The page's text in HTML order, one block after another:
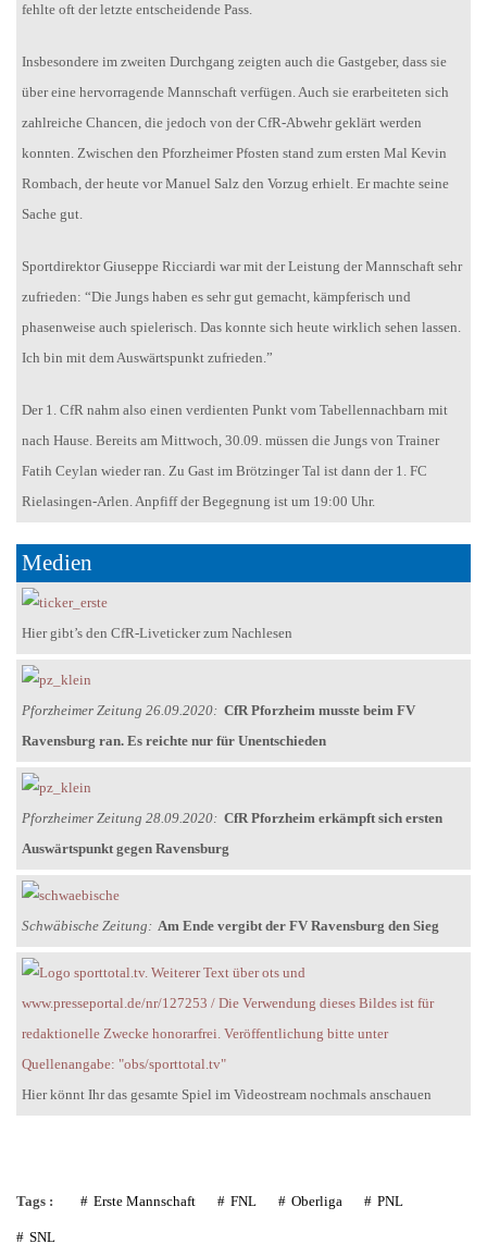
fehlte oft der letzte entscheidende Pass.
Insbesondere im zweiten Durchgang zeigten auch die Gastgeber, dass sie
über eine hervorragende Mannschaft verfügen. Auch sie erarbeiteten sich
zahlreiche Chancen, die jedoch von der CfR-Abwehr geklärt werden
konnten. Zwischen den Pforzheimer Pfosten stand zum ersten Mal Kevin
Rombach, der heute vor Manuel Salz den Vorzug erhielt. Er machte seine
Sache gut.
Sportdirektor Giuseppe Ricciardi war mit der Leistung der Mannschaft sehr
zufrieden: “Die Jungs haben es sehr gut gemacht, kämpferisch und
phasenweise auch spielerisch. Das konnte sich heute wirklich sehen lassen.
Ich bin mit dem Auswärtspunkt zufrieden.”
Der 1. CfR nahm also einen verdienten Punkt vom Tabellennachbarn mit
nach Hause. Bereits am Mittwoch, 30.09. müssen die Jungs von Trainer
Fatih Ceylan wieder ran. Zu Gast im Brötzinger Tal ist dann der 1. FC
Rielasingen-Arlen. Anpfiff der Begegnung ist um 19:00 Uhr.
Medien
Hier gibt’s den CfR-Liveticker zum Nachlesen
Pforzheimer Zeitung 26.09.2020: CfR Pforzheim musste beim FV
Ravensburg ran. Es reichte nur für Unentschieden
Pforzheimer Zeitung 28.09.2020: CfR Pforzheim erkämpft sich ersten
Auswärtspunkt gegen Ravensburg
Schwäbische Zeitung: Am Ende vergibt der FV Ravensburg den Sieg
Hier könnt Ihr das gesamte Spiel im Videostream nochmals anschauen
Tags : Erste Mannschaft FNL Oberliga PNL
SNL